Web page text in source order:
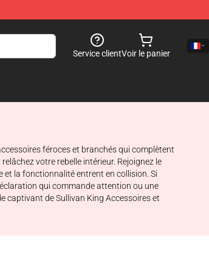
Service clientVoir le panier
féroces et branchés qui complètent
votre rebelle intérieur. Rejoignez le
et la fonctionnalité entrent en collision. Si
qui commande attention ou une
captivant de Sullivan King Accessoires et